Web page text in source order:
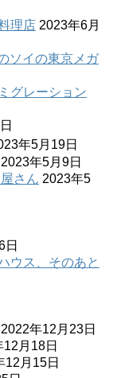
理店 2023年6月
ソイの東京メガ
グレーション
年5月19日
2023年5月9日
さん 2023年5
日
ウス、そのあと
2022年12月23日
12月18日
12月15日